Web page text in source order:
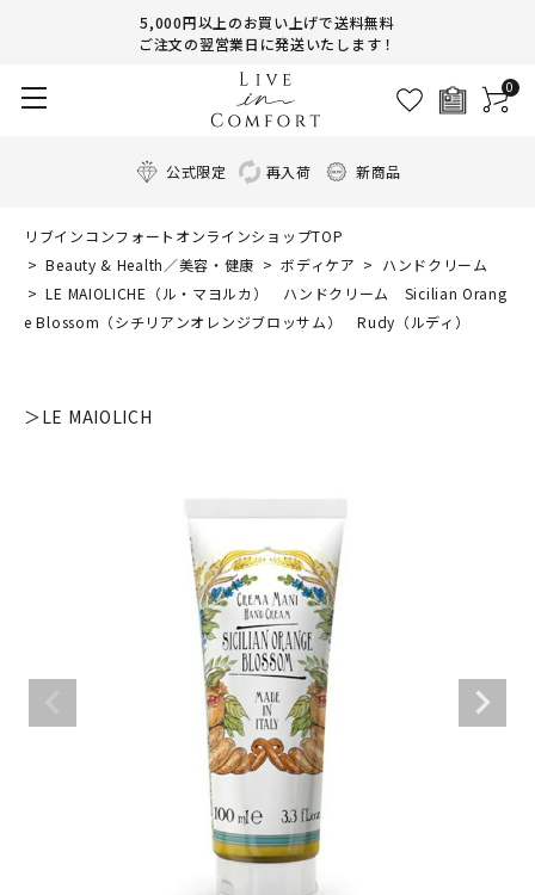
5,000円以上のお買い上げで送料無料
ご注文の翌営業日に発送いたします！
0
公式限定 再入荷 新商品
リブインコンフォートオンラインショップTOP
Beauty & Health／美容・健康
ボディケア
ハンドクリーム
LE MAIOLICHE（ル・マヨルカ） ハンドクリーム Sicilian Orang
e Blossom（シチリアンオレンジブロッサム） Rudy（ルディ）
＞LE MAIOLICH